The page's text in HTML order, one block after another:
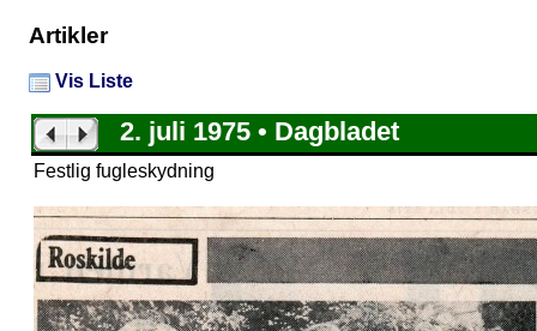
Artikler
Vis Liste
2. juli 1975 • Dagbladet
Festlig fugleskydning